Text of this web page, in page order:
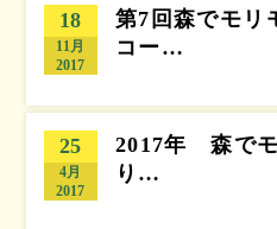
18
11月
2017
第7回森でモリ
コー…
25
4月
2017
2017年 森でモ
り…